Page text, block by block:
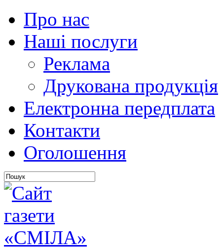
Про нас
Наші послуги
Реклама
Друкована продукція
Електронна передплата
Контакти
Оголошення